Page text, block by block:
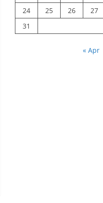
24
25 26 27
31
« Apr